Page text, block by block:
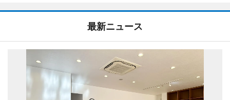
最新ニュース